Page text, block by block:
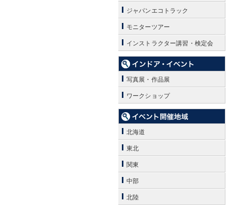
ジャパンエコトラック
モニターツアー
インストラクター講習・検定会
写真展・作品展
ワークショップ
北海道
東北
関東
中部
北陸